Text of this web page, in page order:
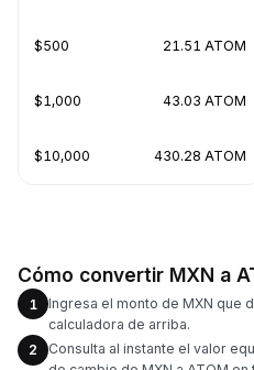
$500 21.51 ATOM
$1,000 43.03 ATOM
$10,000 430.28 ATOM
Cómo convertir MXN a
1
Ingresa el monto de MXN que
calculadora de arriba.
2
Consulta al instante el valor